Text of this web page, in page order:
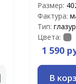
Размер:
Фактура:
Тип:
Цвета:
1 590
В